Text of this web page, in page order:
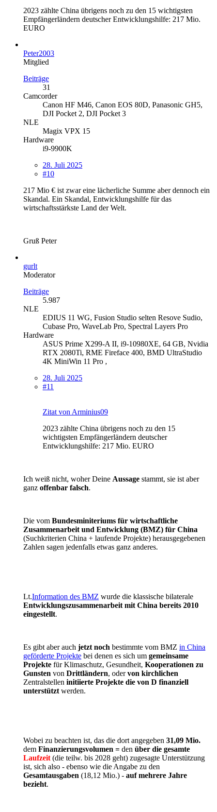
2023 zählte China übrigens noch zu den 15 wichtigsten
Empfängerländern deutscher Entwicklungshilfe: 217 Mio.
EURO
Peter2003
Mitglied
Beiträge
31
Camcorder
Canon HF M46, Canon EOS 80D, Panasonic GH5,
DJI Pocket 2, DJI Pocket 3
NLE
Magix VPX 15
Hardware
i9-9900K
28. Juli 2025
#10
217 Mio € ist zwar eine lächerliche Summe aber dennoch ein
Skandal. Ein Skandal, Entwicklungshilfe für das
wirtschaftsstärkste Land der Welt.
Gruß Peter
gurlt
Moderator
Beiträge
5.987
NLE
EDIUS 11 WG, Fusion Studio selten Resove Sudio,
Cubase Pro, WaveLab Pro, Spectral Layers Pro
Hardware
ASUS Prime X299-A II, i9-10980XE, 64 GB, Nvidia
RTX 2080Ti, RME Fireface 400, BMD UltraStudio
4K MiniWin 11 Pro ,
28. Juli 2025
#11
Zitat von Arminius09
2023 zählte China übrigens noch zu den 15
wichtigsten Empfängerländern deutscher
Entwicklungshilfe: 217 Mio. EURO
Ich weiß nicht, woher Deine Aussage stammt, sie ist aber
ganz offenbar falsch.
Die vom Bundesminiteriums für wirtschaftliche
Zusammenarbeit und Entwicklung (BMZ) für China
(Suchkriterien China + laufende Projekte) herausgegebenen
Zahlen sagen jedenfalls etwas ganz anderes.
Lt.Information des BMZ wurde die klassische bilaterale
Entwicklungszusammenarbeit mit China bereits 2010
eingestellt.
Es gibt aber auch jetzt noch bestimmte vom BMZ in China
geförderte Projekte bei denen es sich um gemeinsame
Projekte für Klimaschutz, Gesundheit, Kooperationen zu
Gunsten von Drittländern, odervon kirchlichen
Zentralstellen initiierte Projekte die von D finanziell
unterstützt werden.
Wobei zu beachten ist, das die dort angegeben 31,09 Mio.
dem Finanzierungsvolumen = den über die gesamte
Laufzeit (die teilw. bis 2028 geht) zugesagte Unterstützung
ist, sich also - ebenso wie die Angabe zu den
Gesamtausgaben (18,12 Mio.) - auf mehrere Jahre
bezieht.